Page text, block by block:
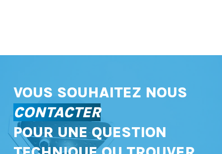
VOUS SOUHAITEZ NOUS
CONTACTER
POUR UNE QUESTION